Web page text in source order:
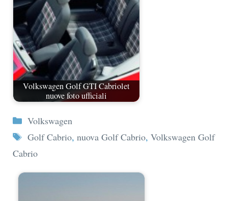
Volkswagen Golf GTI Cabriolet
nuove foto ufficiali
Categorie
Volkswagen
Tag
Golf Cabrio, nuova Golf Cabrio, Volkswagen Golf
Cabrio